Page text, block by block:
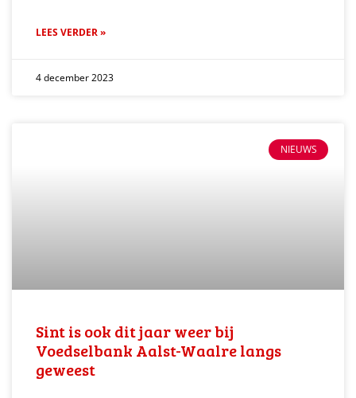
LEES VERDER »
4 december 2023
NIEUWS
Sint is ook dit jaar weer bij
Voedselbank Aalst-Waalre langs
geweest